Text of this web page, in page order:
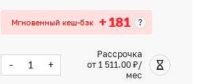
Мгновенный кеш-бэк + 181 ?
- +
Рассрочка
от 1 511.00 ₽/
мес